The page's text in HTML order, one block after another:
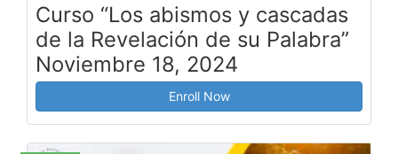
Curso “Los abismos y cascadas
de la Revelación de su Palabra”
Noviembre 18, 2024
Enroll Now